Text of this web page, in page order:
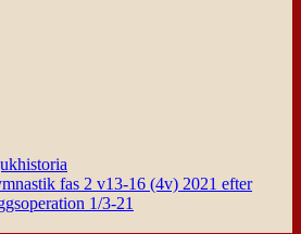
fas 2 v13-16 (4v) 2021 efter
1/3-21